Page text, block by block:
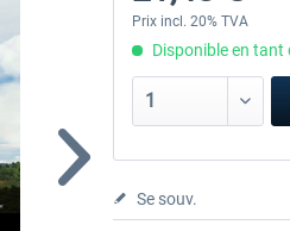
Prix incl. 20% TVA
Disponible en
Se souv.